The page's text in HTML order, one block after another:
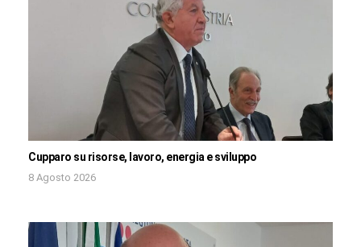
Cupparo su risorse, lavoro, energia e sviluppo
8 Agosto 2026